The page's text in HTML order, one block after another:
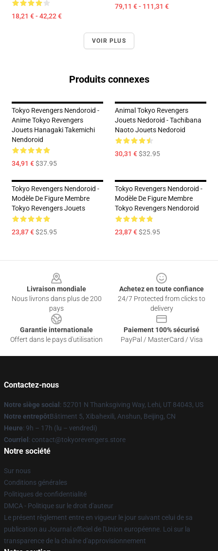
18,21 € - 42,22 €
79,11 € - 111,31 €
VOIR PLUS
Produits connexes
Tokyo Revengers Nendoroid -
Anime Tokyo Revengers
Jouets Hanagaki Takemichi
Nendoroid
34,91 €$37.95
Animal Tokyo Revengers
Jouets Nedoroid - Tachibana
Naoto Jouets Nedoroid
30,31 €$32.95
Tokyo Revengers Nendoroid -
Modèle De Figure Membre
Tokyo Revengers Jouets
23,87 €$25.95
Tokyo Revengers Nendoroid -
Modèle De Figure Membre
Tokyo Revengers Nendoroid
23,87 €$25.95
Livraison mondiale
Nous livrons dans plus de 200
pays
Achetez en toute confiance
24/7 Protected from clicks to
delivery
Garantie internationale
Offert dans le pays d'utilisation
Paiement 100% sécurisé
PayPal / MasterCard / Visa
Contactez-nous
Notre siège social : 52701 N Thanksgiving Way, Lehi, UT 84043, US
Notre entrepôtBâtiment 5, Xibahexili, Anshun, Beijing, CN
Heure: 9h – 17h (lu – vendredi)
Courriel : contact@tokyorevengers.store
Notre société
Sur nous
Conditions générales
Politiques de confidentialité
DMCA - Politique sur le droit d'auteur
Le présent règlement entre en vigueur le jour suivant celui de sa
publication au Journal officiel de l'Union européenne. Loi sur la
transparence de la chaîne d'approvisionnement